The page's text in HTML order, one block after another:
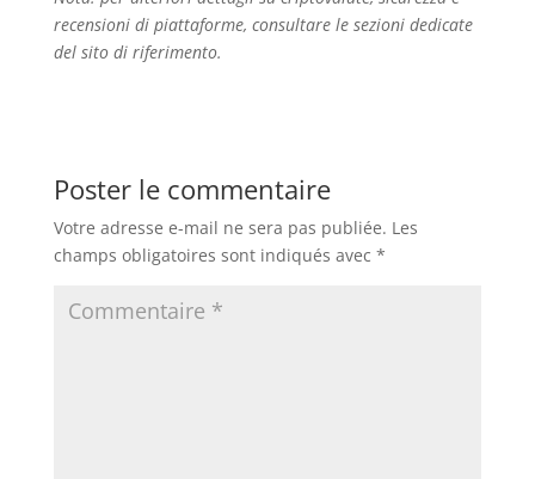
recensioni di piattaforme, consultare le sezioni dedicate
del sito di riferimento.
Poster le commentaire
Votre adresse e-mail ne sera pas publiée. Les
champs obligatoires sont indiqués avec *